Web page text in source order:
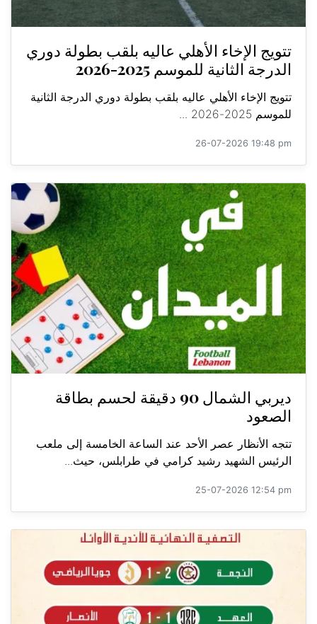
تتويج الإخاء الأهلي عاليه بلقب بطولة دوري
الدرجة الثانية للموسم 2025-2026
تتويج الإخاء الأهلي عاليه بلقب بطولة دوري الدرجة الثانية
للموسم 2025-2026 ...
26-07-2026 19:48 pm
ديربي الشمال 90 دقيقة لحسم بطاقة
الصعود
تتجه الأنظار عصر الأحد عند الساعة الخامسة إلى ملعب
الرئيس الشهيد رشيد كرامي في طرابلس، حيث...
25-07-2026 12:54 pm